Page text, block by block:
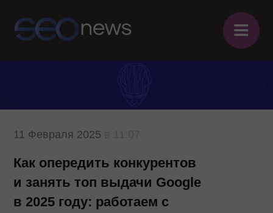
≡
11 Февраля 2025
Как опередить конкурентов
и занять топ выдачи Google
в 2025 году: работаем с